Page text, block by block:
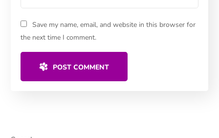
Save my name, email, and website in this browser for
the next time I comment.
POST COMMENT